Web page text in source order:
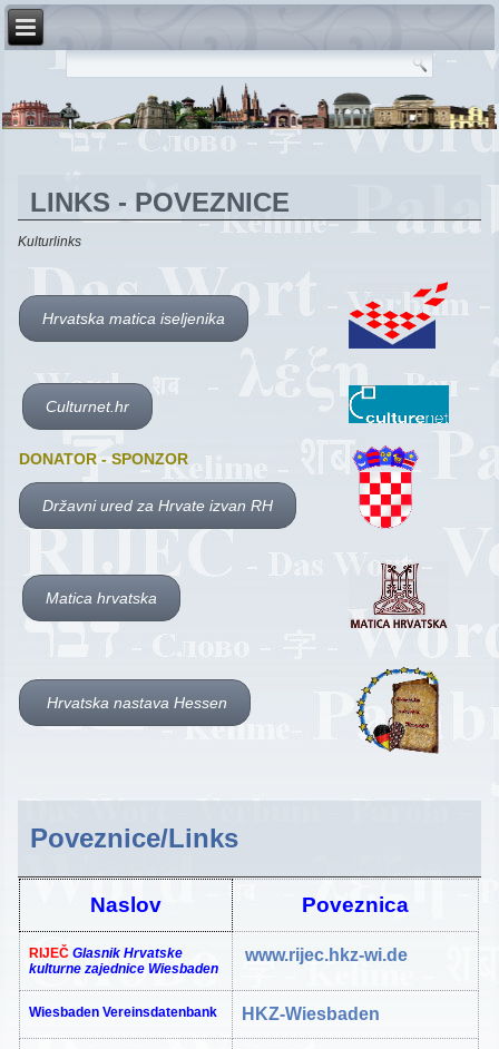
LINKS - POVEZNICE
Kulturlinks
Hrvatska matica iseljenika
Culturnet.hr
DONATOR - SPONZOR
Državni ured za Hrvate izvan RH
Matica hrvatska
Hrvatska nastava Hessen
Poveznice/Links
Naslov Poveznica
RIJEČ Glasnik Hrvatske
kulturne zajedniceWiesbaden
www.rijec.hkz-wi.de
Wiesbaden Vereinsdatenbank HKZ-Wiesbaden